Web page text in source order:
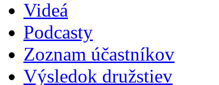
Videá
Podcasty
Zoznam účastníkov
Výsledok družstiev